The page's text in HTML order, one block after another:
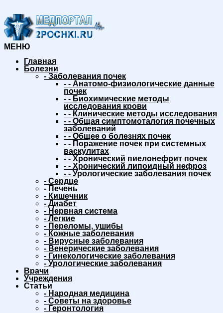
МЕНЮ
Главная
Болезни
- Заболевания почек
- - Анатомо-физиологические данные
почек
- - Биохимические методы
исследования крови
- - Клинические методы исследования
- - Общая симптомоталогия почечных
заболеваний
- - Общее о болезнях почек
- - Поражение почек при системных
васкулитах
- - Хронический пиелонефрит почек
- - Хронический липоидный нефроз
- - Урологические заболевания почек
- Сердце
- Печень
- Кишечник
- Диабет
- Нервная система
- Легкие
- Переломы, ушибы
- Кожные заболевания
- Вирусные заболевания
- Венерические заболевания
- Гинекологические заболевания
- Урологические заболевания
Врачи
Учреждения
Статьи
- Народная медицина
- Советы на здоровье
- Геронтология